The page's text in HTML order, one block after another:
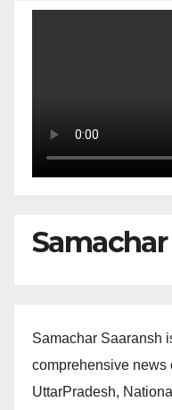
Samachar Saaransh
comprehensive news
UttarPradesh,